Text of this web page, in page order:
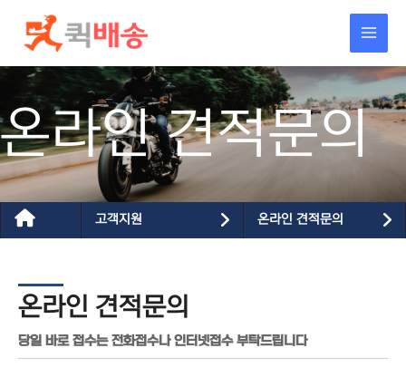
건너뛰기
온라인 견적문의
고객지원 온라인 견적문의
온라인 견적문의
당일 바로 접수는 전화접수나 인터넷접수 부탁드립니다